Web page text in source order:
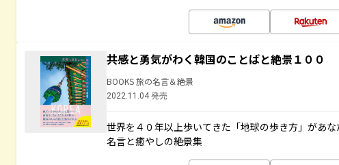
共感と勇気がわく韓国のことばと絶景１００
BOOKS 旅の名言＆絶景
2022.11.04 発売
世界を４０年以上歩いてきた「地球の歩き方」があ
名言と癒やしの絶景集